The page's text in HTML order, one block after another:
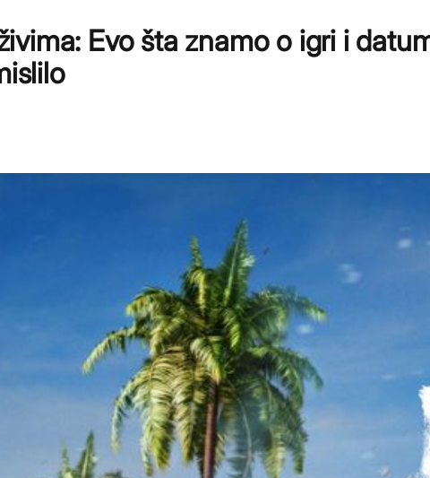
Evo šta znamo o igri i